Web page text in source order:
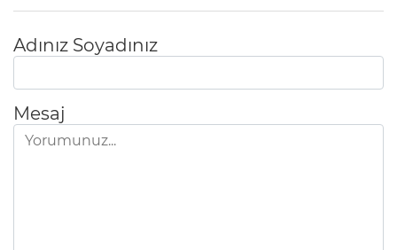
Adınız Soyadınız
Mesaj